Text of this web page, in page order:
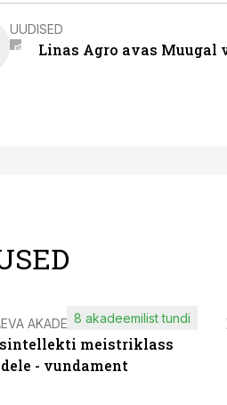
UUDISED
Linas Agro avas
AKADEEMIA
meistriklass
- vundament
8 akadeemilist tundi